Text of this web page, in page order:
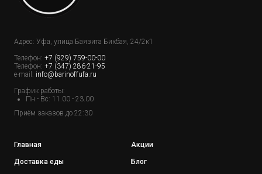
Адрес: Уфа, улица Баязита Бикбая, 24/2к1
Телефон: +7 (929) 759-00-00
Телефон: +7 (347) 286-21-95
e-mail: info@barinoffufa.ru
График работы:
Пн - Вс: 11.00 - 23.00
Приём заказов до 22:30
Главная
Доставка еды
Акции
Блог